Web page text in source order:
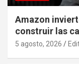
Amazon
construir las
5 agosto, 2026